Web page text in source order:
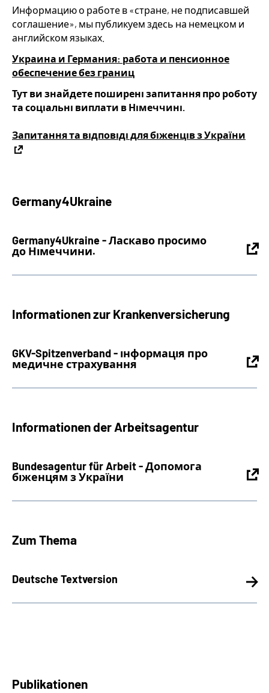
Информацию о работе в «стране, не подписавшей
соглашение», мы публикуем здесь на немецком и
английском языках.
Украина и Германия: работа и пенсионное
обеспечение без границ
Тут ви знайдете поширені запитання про роботу
та соціальні виплати в Німеччині.
Запитання та відповіді для біженців з України
Germany4Ukraine
Germany4Ukraine - Ласкаво просимо
до Німеччини.
Informationen zur Krankenversicherung
GKV-Spitzenverband - інформація про
медичне страхування
Informationen der Arbeitsagentur
Bundesagentur für Arbeit - Допомога
біженцям з України
Zum Thema
Deutsche Textversion
Publikationen